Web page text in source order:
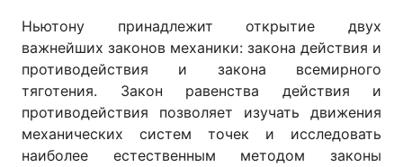
Ньютону принадлежит открытие двух
важнейших законов механики: закона действия и
противодействия и закона всемирного
тяготения. Закон равенства действия и
противодействия позволяет изучать движения
механических систем точек и исследовать
наиболее естественным методом законы